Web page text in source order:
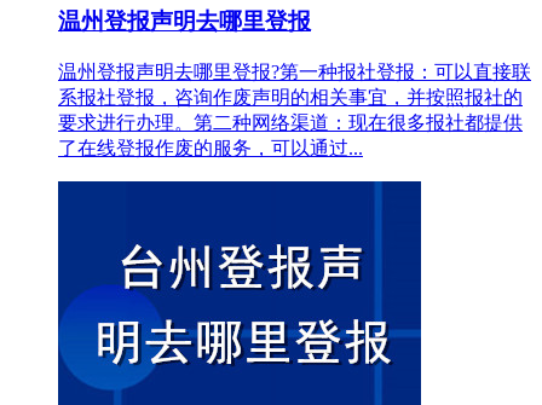
温州登报声明去哪里登报
温州登报声明去哪里登报?第一种报社登报：可以直接联
系报社登报，咨询作废声明的相关事宜，并按照报社的
要求进行办理。第二种网络渠道：现在很多报社都提供
了在线登报作废的服务，可以通过...